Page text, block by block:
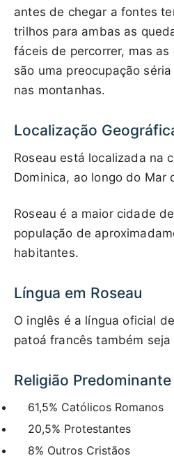
antes de chegar a fontes
trilhos para ambas as
fáceis de percorrer, mas as
são uma preocupação
nas montanhas.
Localização
Roseau está localizada na
Dominica, ao longo do Mar
Roseau é a maior cidade
população de
habitantes.
Língua em Roseau
O inglês é a língua oficial
patoá francês também seja
Religião
61,5% Católicos Romanos
20,5% Protestantes
8% Outros Cristãos